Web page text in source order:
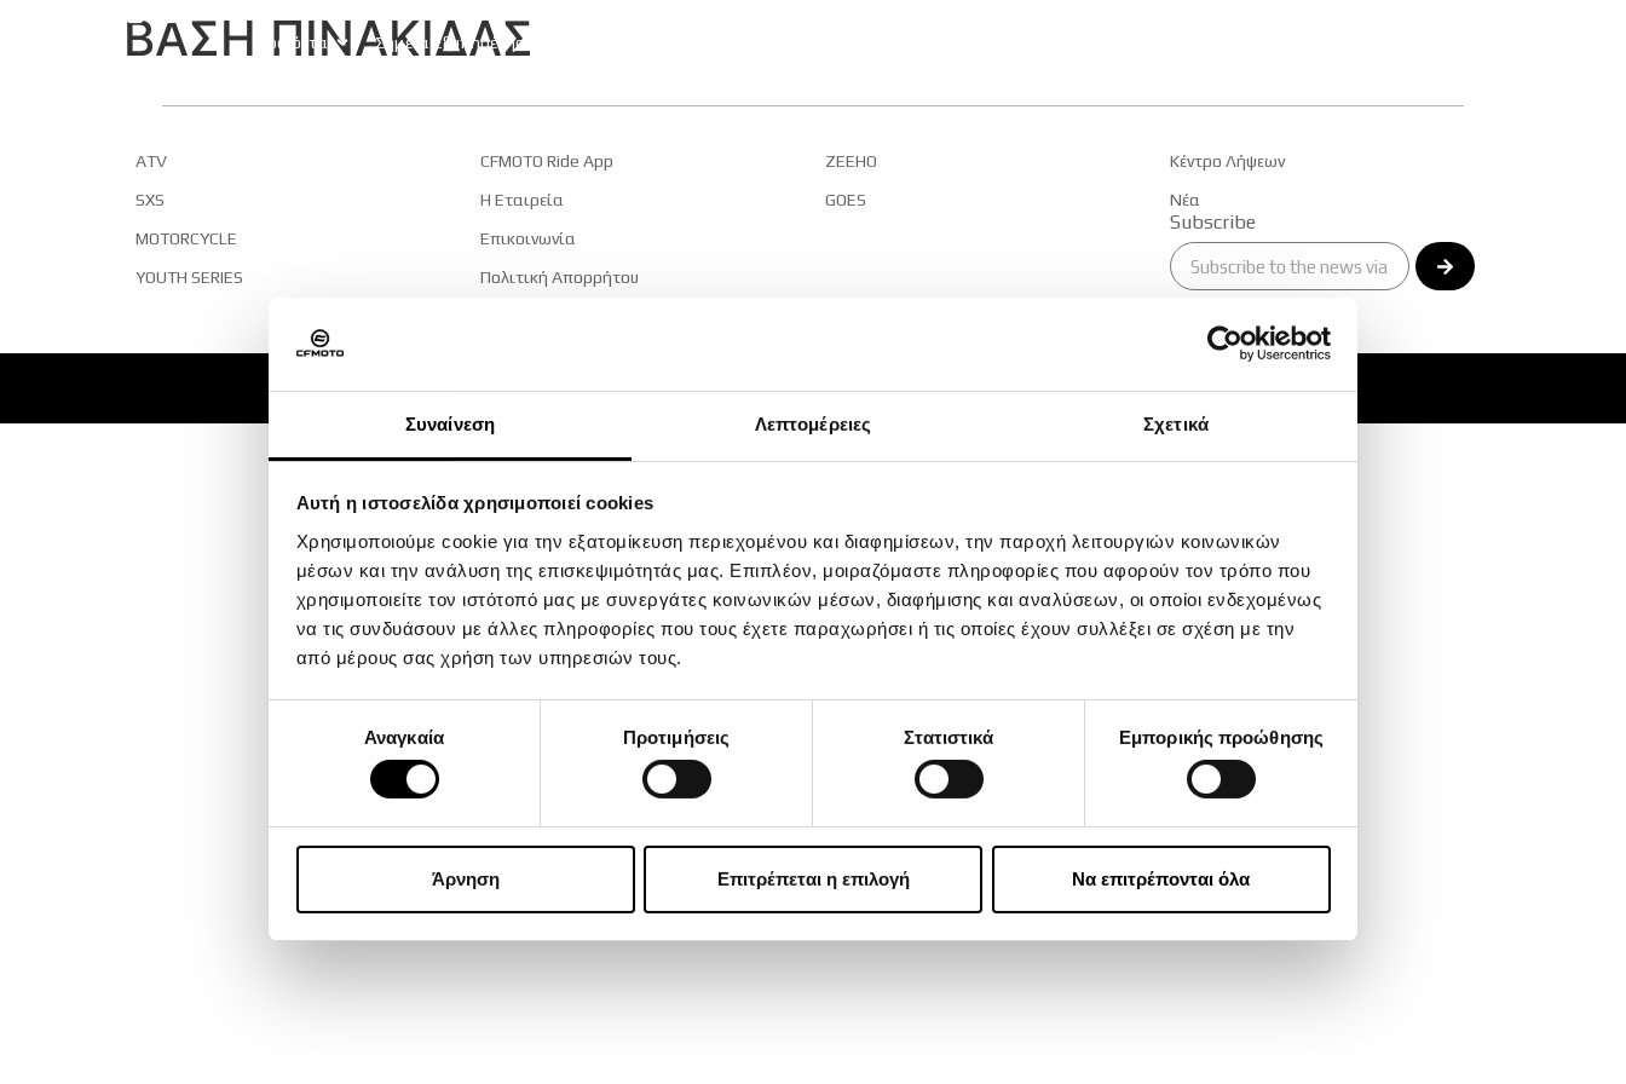
Συναίνεση Λεπτομέρειες Σχετικά
Αυτή η ιστοσελίδα χρησιμοποιεί cookies
Χρησιμοποιούμε cookie για την εξατομίκευση περιεχομένου και διαφημίσεων, την παροχή λειτουργιών κοινωνικών
μέσων και την ανάλυση της επισκεψιμότητάς μας. Επιπλέον, μοιραζόμαστε πληροφορίες που αφορούν τον τρόπο που
χρησιμοποιείτε τον ιστότοπό μας με συνεργάτες κοινωνικών μέσων, διαφήμισης και αναλύσεων, οι οποίοι ενδεχομένως
να τις συνδυάσουν με άλλες πληροφορίες που τους έχετε παραχωρήσει ή τις οποίες έχουν συλλέξει σε σχέση με την
από μέρους σας χρήση των υπηρεσιών τους.
συγκατάθεσηςΑναγκαία Προτιμήσεις Στατιστικά Εμπορικής προώθησης
Άρνηση Επιτρέπεται η επιλογή Να επιτρέπονται όλα
Προϊόντα Σημεία Εξυπηρέτησης
ΒΑΣΗ ΠΙΝΑΚΙΔΑΣ
ATV
SXS
MOTORCYCLE
YOUTH SERIES
CFMOTO Ride App
Η Εταιρεία
Επικοινωνία
Πολιτική Απορρήτου
ZEEHO
GOES
Κέντρο Λήψεων
Νέα
Subscribe
© 2024 CFMOTO | ATVs, Motorcycles, Side x Sides | Powered byRocket Path